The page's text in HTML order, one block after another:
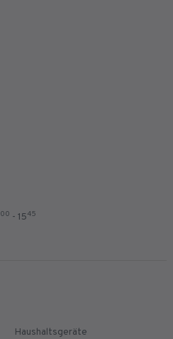
00 - 1545
Haushaltsgeräte